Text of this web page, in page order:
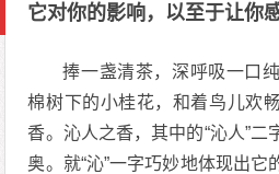
它对你的影响，以至于让你
捧一盏清茶，深呼吸一口
棉树下的小桂花，和着鸟儿欢
香。沁人之香，其中的“沁人”二
奥。就“沁”一字巧妙地体现出它